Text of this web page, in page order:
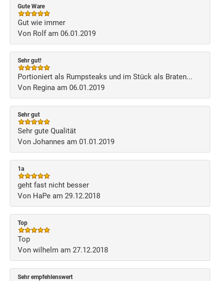
Gute Ware
Gut wie immer
Von Rolf am 06.01.2019
Sehr gut!
Portioniert als Rumpsteaks und im Stück als Braten...
Von Regina am 06.01.2019
Sehr gut
Sehr gute Qualität
Von Johannes am 01.01.2019
1a
geht fast nicht besser
Von HaPe am 29.12.2018
Top
Top
Von wilhelm am 27.12.2018
Sehr empfehlenswert